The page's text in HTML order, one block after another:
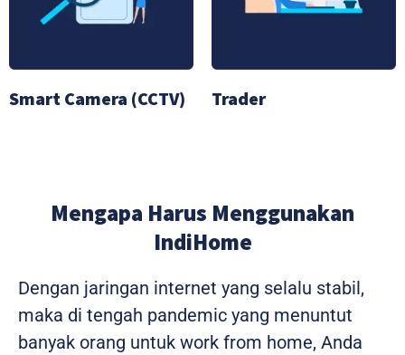
Smart Camera (CCTV) Trader
Mengapa Harus Menggunakan
IndiHome
Dengan jaringan internet yang selalu stabil,
maka di tengah pandemic yang menuntut
banyak orang untuk work from home, Anda